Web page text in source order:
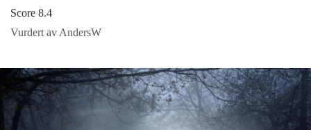
Score 8.4
Vurdert av AndersW